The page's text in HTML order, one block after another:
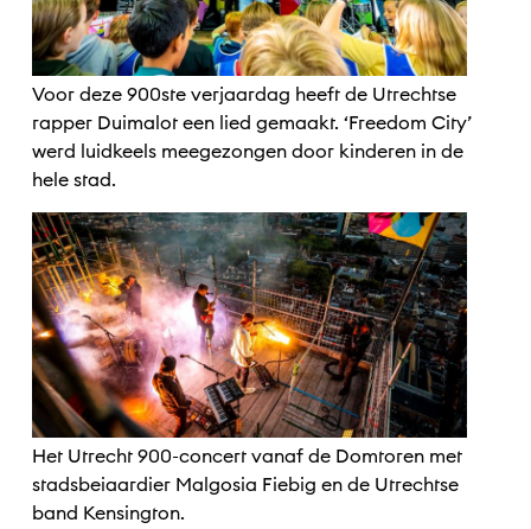
Voor deze 900ste verjaardag heeft de Utrechtse
rapper Duimalot een lied gemaakt. ‘Freedom City’
werd luidkeels meegezongen door kinderen in de
hele stad.
Het Utrecht 900-concert vanaf de Domtoren met
stadsbeiaardier Malgosia Fiebig en de Utrechtse
band Kensington.